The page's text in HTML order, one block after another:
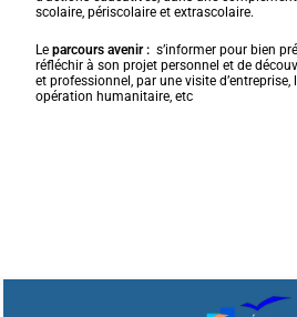
scolaire, périscolaire et extrascolaire.
Leparcours avenir : s’informer pour bien
réfléchir à son projet personnel et de
et professionnel, par une visite
opération humanitaire, etc